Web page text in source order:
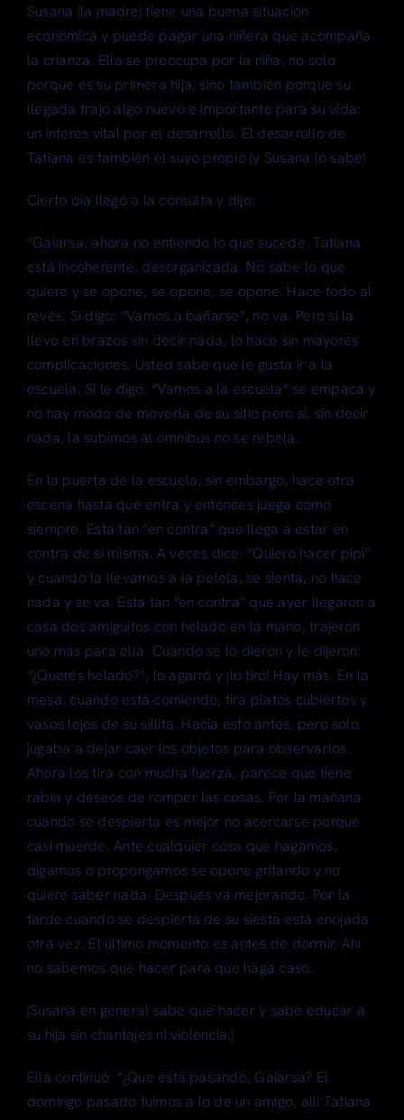
Susana (la madre) tiene una buena situación
económica y puede pagar una niñera que acompaña
la crianza. Ella se preocupa por la niña, no solo
porque es su primera hija, sino también porque su
llegada trajo algo nuevo e importante para su vida:
un interés vital por el desarrollo. El desarrollo de
Tatiana es también el suyo propio (y Susana lo sabe)
Cierto día llegó a la consulta y dijo:
“Gaiarsa, ahora no entiendo lo que sucede. Tatiana
está incoherente, desorganizada. No sabe lo que
quiere y se opone, se opone, se opone. Hace todo al
revés. Si digo: “Vamos a bañarse”, no va. Pero si la
llevo en brazos sin decir nada, lo hace sin mayores
complicaciones. Usted sabe que le gusta ir a la
escuela. Si le digo: “Vamos a la escuela” se empaca y
no hay modo de moverla de su sitio pero si, sin decir
nada, la subimos al ómnibus no se rebela.
En la puerta de la escuela, sin embargo, hace otra
escena hasta que entra y entonces juega como
siempre. Está tan “en contra” que llega a estar en
contra de sí misma. A veces dice: “Quiero hacer pipi”
y cuando la llevamos a la pelela, se sienta, no hace
nada y se va. Está tan “en contra” que ayer llegaron a
casa dos amiguitos con helado en la mano, trajeron
uno más para ella. Cuando se lo dieron y le dijeron:
“¿Querés helado?”, lo agarró y ¡lo tiró! Hay más. En la
mesa, cuando está comiendo, tira platos cubiertos y
vasos lejos de su sillita. Hacia esto antes, pero solo
jugaba a dejar caer los objetos para observarlos.
Ahora los tira con mucha fuerza, parece que tiene
rabia y deseos de romper las cosas. Por la mañana
cuando se despierta es mejor no acercarse porque
casi muerde. Ante cualquier cosa que hagamos,
digamos o propongamos se opone gritando y no
quiere saber nada. Después va mejorando. Por la
tarde cuando se despierta de su siesta está enojada
otra vez. El último momento es antes de dormir. Ahí
no sabemos que hacer para que haga caso.
(Susana en general sabe qué hacer y sabe educar a
su hija sin chantajes ni violencia.)
Ella continuó: “¿Que está pasando, Gaiarsa? El
domingo pasado fuimos a lo de un amigo, allí Tatiana